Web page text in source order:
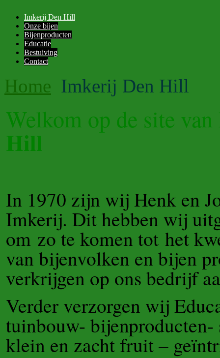
Imkerij Den Hill
Onze bijen
Bijenproducten
Educatie
Bestuiving
Contact
Home Imkerij Den Hill
Welkom op de site
Hill
In 1970 zijn wij Henk en
Imkerij. Dit hebben wij
om zo te komen tot het
van bijenvolken en bijen
verkrijgen op ons bedrijf
Verder verzorgen wij
tuinbouw-
klein en zacht fruit –